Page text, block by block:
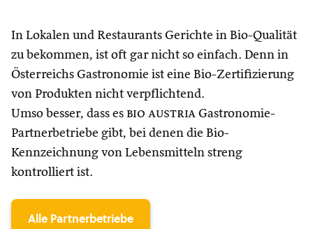
In Lokalen und Restaurants Gerichte in Bio-Qualität
zu bekommen, ist oft gar nicht so einfach. Denn in
Österreichs Gastronomie ist eine Bio-Zertifizierung
von Produkten nicht verpflichtend.
Umso besser, dass es bio austria Gastronomie-
Partnerbetriebe gibt, bei denen die Bio-
Kennzeichnung von Lebensmitteln streng
kontrolliert ist.
Alle Partnerbetriebe